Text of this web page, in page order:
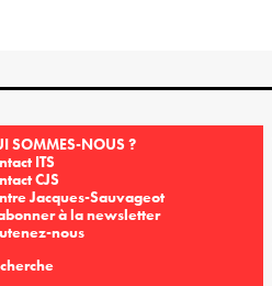
SOMMES-NOUS ?
ITS
CJS
Jacques-Sauvageot
à la newsletter
nous